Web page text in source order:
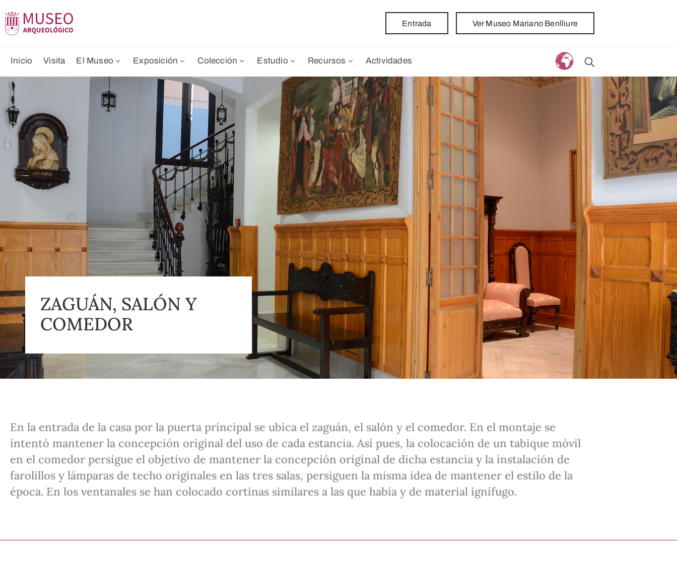
Entrada Ver Museo Mariano Benlliure
Inicio Visita El Museo Exposición Colección Estudio Recursos Actividades
ZAGUÁN, SALÓN Y
COMEDOR
En la entrada de la casa por la puerta principal se ubica el zaguán, el salón y el comedor. En el montaje se
intentó mantener la concepción original del uso de cada estancia. Así pues, la colocación de un tabique móvil
en el comedor persigue el objetivo de mantener la concepción original de dicha estancia y la instalación de
farolillos y lámparas de techo originales en las tres salas, persiguen la misma idea de mantener el estilo de la
época. En los ventanales se han colocado cortinas similares a las que había y de material ignífugo.